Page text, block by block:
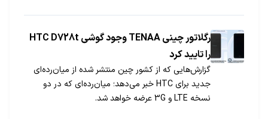
رگلاتور چینی TENAA وجود گوشی HTC D728t
را تایید کرد
گزارش‌هایی که از کشور چین منتشر شده از میان‌رده‌ای
جدید برای HTC خبر می‌دهد؛ میان‌رده‌ای که در دو
نسخه LTE و 3G عرضه خواهد شد.